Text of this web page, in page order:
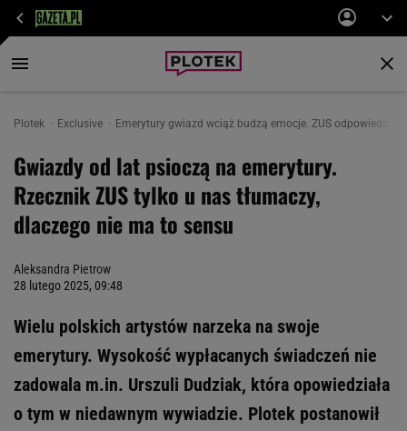
Plotek Exclusive Emerytury gwiazd wciąż budzą emocje. ZUS
Gwiazdy od lat psioczą na emerytury.
Rzecznik ZUS tylko u nas tłumaczy,
dlaczego nie ma to sensu
Aleksandra Pietrow
28 lutego 2025, 09:48
Wielu polskich artystów narzeka na swoje
emerytury. Wysokość wypłacanych świadczeń nie
zadowala m.in. Urszuli Dudziak, która opowiedziała
o tym w niedawnym wywiadzie. Plotek postanowił